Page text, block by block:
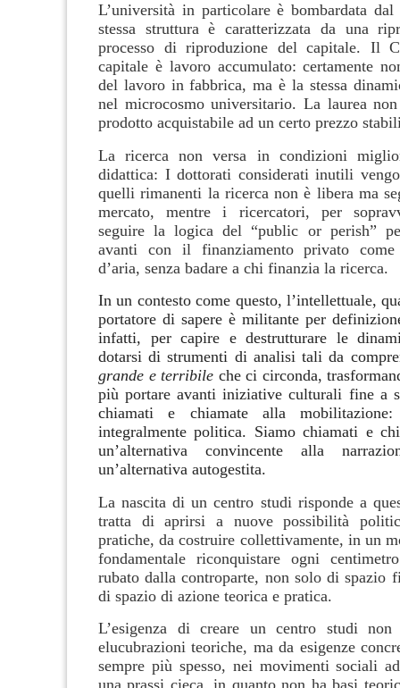
L’università in particolare è bombardata dal
stessa struttura è caratterizzata da una
processo di riproduzione del capitale. Il
capitale è lavoro accumulato: certamente
del lavoro in fabbrica, ma è la stessa
nel microcosmo universitario. La laurea
prodotto acquistabile ad un certo prezzo
La ricerca non versa in condizioni
didattica: I dottorati considerati inutili
quelli rimanenti la ricerca non è libera ma
mercato, mentre i ricercatori, per
seguire la logica del “public or perish”
avanti con il finanziamento privato come
d’aria, senza badare a chi finanzia la ricerca.
In un contesto come questo, l’intellettuale,
portatore di sapere è militante per
infatti, per capire e destrutturare le
dotarsi di strumenti di analisi tali da
grande e terribile che ci circonda,
più portare avanti iniziative culturali fine a
chiamati e chiamate alla
integralmente politica. Siamo chiamati e
un’alternativa convincente alla
un’alternativa autogestita.
La nascita di un centro studi risponde a
tratta di aprirsi a nuove possibilità
pratiche, da costruire collettivamente, in un
fondamentale riconquistare ogni
rubato dalla controparte, non solo di spazio
di spazio di azione teorica e pratica.
L’esigenza di creare un centro studi
elucubrazioni teoriche, ma da esigenze
sempre più spesso, nei movimenti sociali